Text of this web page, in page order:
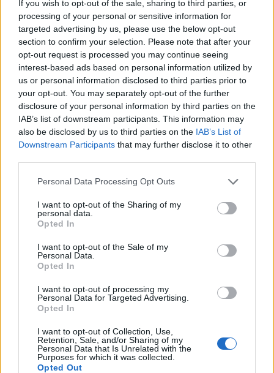
If you wish to opt-out of the sale, sharing to third parties, or
processing of your personal or sensitive information for
targeted advertising by us, please use the below opt-out
section to confirm your selection. Please note that after your
opt-out request is processed you may continue seeing
interest-based ads based on personal information utilized by
us or personal information disclosed to third parties prior to
your opt-out. You may separately opt-out of the further
disclosure of your personal information by third parties on the
IAB’s list of downstream participants. This information may
also be disclosed by us to third parties on the IAB’s List of
Downstream Participants that may further disclose it to other
Please note that this website/app uses one or more Google
not limited to your visit or usage behaviour. You may click to
grant or deny consent to Google and its third-party tags to
use your data for below specified purposes in below Google
consent section.
Personal Data Processing Opt Outs
I want to opt-out of the Sharing of my
personal data.
Opted In
I want to opt-out of the Sale of my
Personal Data.
Opted In
I want to opt-out of processing my
Personal Data for Targeted Advertising.
Opted In
I want to opt-out of Collection, Use,
Retention, Sale, and/or Sharing of my
Personal Data that Is Unrelated with the
Purposes for which it was collected.
Opted Out
Kéthónapos a Tisza-kormány: íme a mérleg!
ELEMZÉSEK 2026. júl. 21.
pénzek érkezéséhez még szükségesek
ELEMZÉSEK